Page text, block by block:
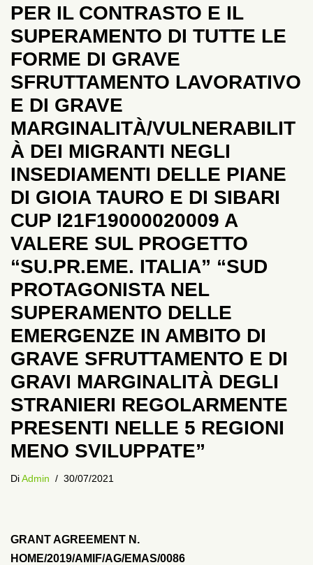
PER IL CONTRASTO E IL
SUPERAMENTO DI TUTTE LE
FORME DI GRAVE
SFRUTTAMENTO LAVORATIVO
E DI GRAVE
MARGINALITÀ/VULNERABILIT
À DEI MIGRANTI NEGLI
INSEDIAMENTI DELLE PIANE
DI GIOIA TAURO E DI SIBARI
CUP I21F19000020009 A
VALERE SUL PROGETTO
“SU.PR.EME. ITALIA” “SUD
PROTAGONISTA NEL
SUPERAMENTO DELLE
EMERGENZE IN AMBITO DI
GRAVE SFRUTTAMENTO E DI
GRAVI MARGINALITÀ DEGLI
STRANIERI REGOLARMENTE
PRESENTI NELLE 5 REGIONI
MENO SVILUPPATE”
DiAdmin 30/07/2021
GRANT AGREEMENT N.
HOME/2019/AMIF/AG/EMAS/0086